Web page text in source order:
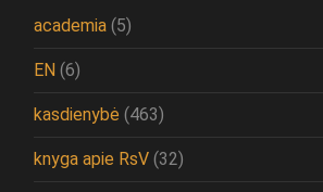
academia (5)
EN (6)
kasdienybė (463)
knyga apie RsV (32)